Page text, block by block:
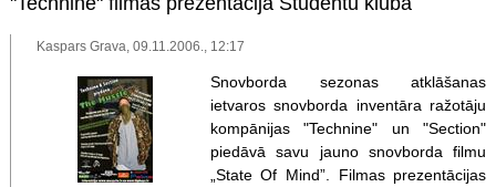
Kaspars Grava, 09.11.2006., 12:17
Snovborda sezonas atklāšanas
ietvaros snovborda inventāra ražotāju
kompānijas "Technine" un "Section"
piedāvā savu jauno snovborda filmu
„State Of Mind”. Filmas prezentācijas